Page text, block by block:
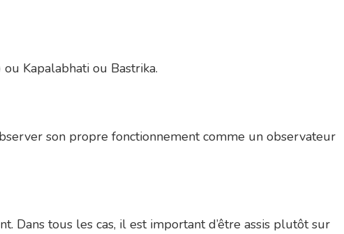
Kapalabhati ou Bastrika.
son propre fonctionnement comme un observateur
Dans tous les cas, il est important d’être assis plutôt sur